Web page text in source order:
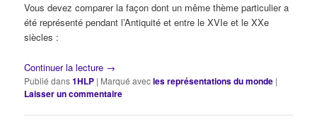
Vous devez comparer la façon dont un même thème particulier a
été représenté pendant l’Antiquité et entre le XVIe et le XXe
siècles :
Continuer la lecture →
Publié dans1HLP | Marqué avecles représentations du monde |
Laisser un commentaire